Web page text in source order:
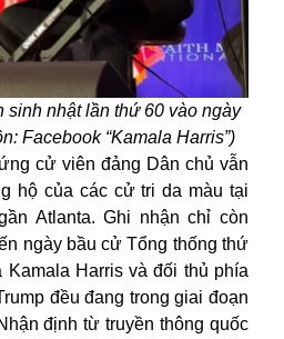
sinh nhật lần thứ 60 vào ngày
Facebook “Kamala Harris”)
cử viên đảng Dân chủ vẫn
hộ của các cử tri da màu tại
Atlanta. Ghi nhận chỉ còn
ngày bầu cử Tổng thống thứ
Harris và đối thủ phía
đều đang trong giai đoạn
định từ truyền thông quốc